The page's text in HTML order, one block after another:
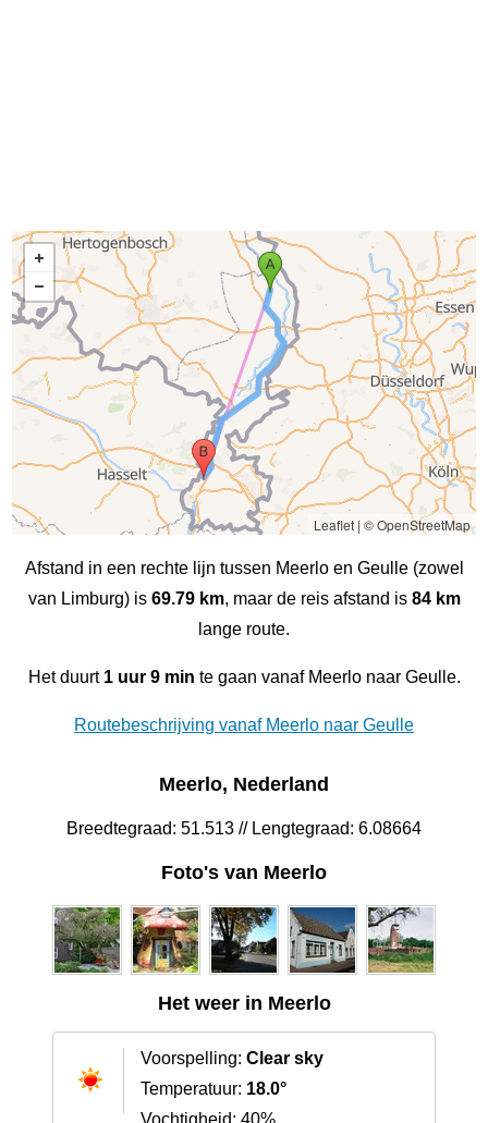
Leaflet| © OpenStreetMap
Afstand in een rechte lijn tussen Meerlo en Geulle (zowel
van Limburg) is 69.79 km, maar de reis afstand is 84 km
lange route.
Het duurt 1 uur 9 min te gaan vanaf Meerlo naar Geulle.
Routebeschrijving vanaf Meerlo naar Geulle
Meerlo, Nederland
Breedtegraad: 51.513 // Lengtegraad: 6.08664
Foto's van Meerlo
Het weer in Meerlo
Voorspelling: Clear sky
Temperatuur: 18.0°